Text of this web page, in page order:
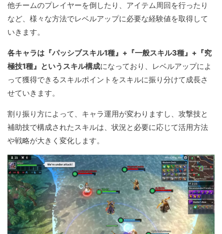
他チームのプレイヤーを倒したり、アイテム周回を行ったり
など、様々な方法でレベルアップに必要な経験値を取得して
いきます。
各キャラは『パッシブスキル1種』+『一般スキル3種』+『究
極技1種』というスキル構成になっており、レベルアップによ
って獲得できるスキルポイントをスキルに振り分けて成長さ
せていきます。
割り振り方によって、キャラ運用が変わりますし、攻撃技と
補助技で構成されたスキルは、状況と必要に応じて活用方法
や戦略が大きく変化します。